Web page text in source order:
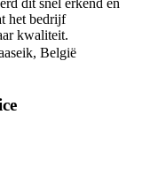
het bedrijf
kwaliteit.
België